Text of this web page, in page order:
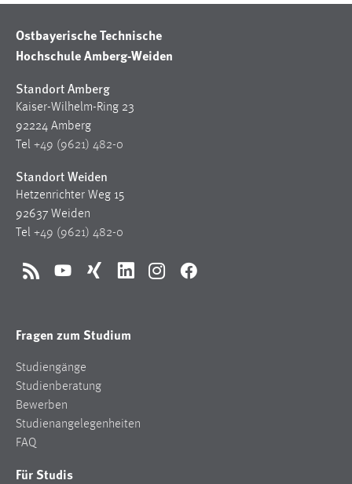
Ostbayerische Technische
Hochschule Amberg-Weiden
Standort Amberg
Kaiser-Wilhelm-Ring 23
92224 Amberg
Tel +49 (9621) 482-0
Standort Weiden
Hetzenrichter Weg 15
92637 Weiden
Tel +49 (9621) 482-0
RSS YouTubeXing LinkedInInstagramFacebook
Fragen zum Studium
Studiengänge
Studienberatung
Bewerben
Studienangelegenheiten
FAQ
Für Studis